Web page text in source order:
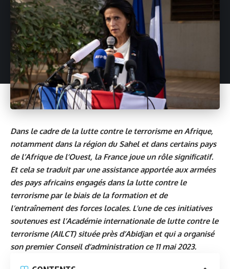
Dans le cadre de la lutte contre le terrorisme en Afrique,
notamment dans la région du Sahel et dans certains pays
de l’Afrique de l’Ouest, la France joue un rôle significatif.
Et cela se traduit par une assistance apportée aux armées
des pays africains engagés dans la lutte contre le
terrorisme par le biais de la formation et de
l’entraînement des forces locales. L’une de ces initiatives
soutenues est l’Académie internationale de lutte contre le
terrorisme (AILCT) située près d’Abidjan et qui a organisé
son premier Conseil d’administration ce 11 mai 2023.